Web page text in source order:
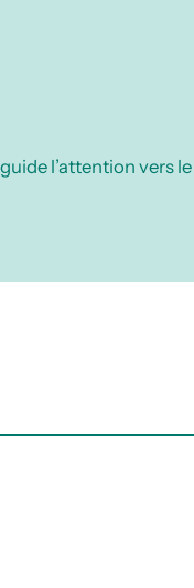
l’attention vers